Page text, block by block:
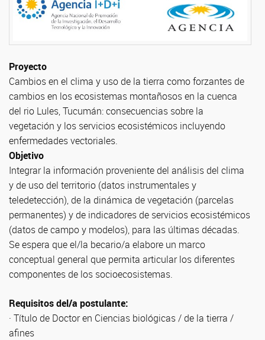
Proyecto
Cambios en el clima y uso de la tierra como forzantes de
cambios en los ecosistemas montañosos en la cuenca
del rio Lules, Tucumán: consecuencias sobre la
vegetación y los servicios ecosistémicos incluyendo
enfermedades vectoriales.
Objetivo
Integrar la información proveniente del análisis del clima
y de uso del territorio (datos instrumentales y
teledetección), de la dinámica de vegetación (parcelas
permanentes) y de indicadores de servicios ecosistémicos
(datos de campo y modelos), para las últimas décadas.
Se espera que el/la becario/a elabore un marco
conceptual general que permita articular los diferentes
componentes de los socioecosistemas.
Requisitos del/a postulante:
· Título de Doctor en Ciencias biológicas / de la tierra /
afines